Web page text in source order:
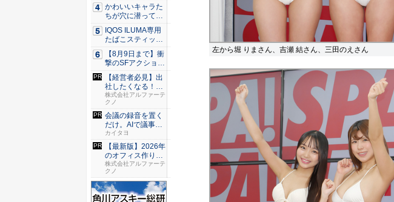
左から堀 りまさん、吉瀬 結さん、三田のえさん
かわいいキャラた
ちが穴に潜ってひ
どい目に...
IQOS ILUMA専用
たばこスティッ
ク...
【8月9日まで】衝
撃のSFアクション
『G...
【経営者必見】出
社したくなる！社
員を活か...
株式会社アルファーテ
クノ
会議の録音を置く
だけ。AIで議事録
作成を...
カイタヨ
【最新版】2026年
のオフィス作り攻
略ガ...
株式会社アルファーテ
クノ